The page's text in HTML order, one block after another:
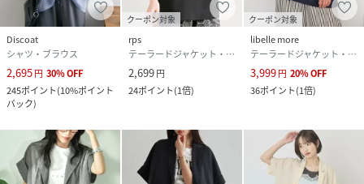
Discoat
シャツ・ブラウス
2,695円 30%OFF
245ポイント(10%ポイント
バック)
クーポン対象
rps
テーラードジャケット・ブレザー
2,699円
24ポイント(1倍)
クーポン対象
libelle more
テーラードジャケット・ブレザー
3,999円 20%OFF
36ポイント(1倍)